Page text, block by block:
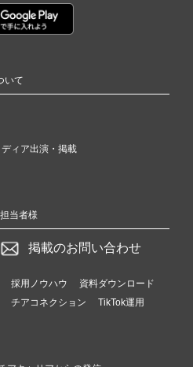
いて
ディア出演・掲載
当者様
掲載のお問い合わせ
採用ノウハウ
資料ダウンロード
チアコネクション
TikTok運用